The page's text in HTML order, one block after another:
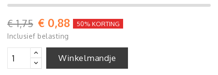
€ 1,75 € 0,88 50% KORTING
Inclusief belasting
Winkelmandje